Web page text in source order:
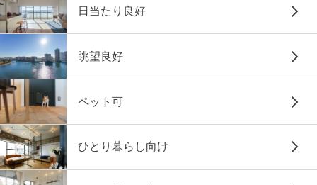
日当たり良好
眺望良好
ペット可
ひとり暮らし向け